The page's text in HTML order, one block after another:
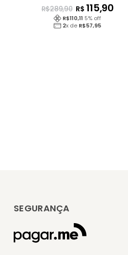
R$289,90 R$ 115,90
R$110,11 5% off
2x de R$57,95
SEGURANÇA